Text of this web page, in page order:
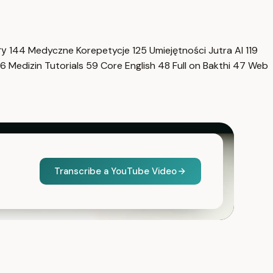
144 Medyczne Korepetycje 125 Umiejętności Jutra AI 119
Medizin Tutorials 59 Core English 48 Full on Bakthi 47 Web
Transcribe a YouTube Video